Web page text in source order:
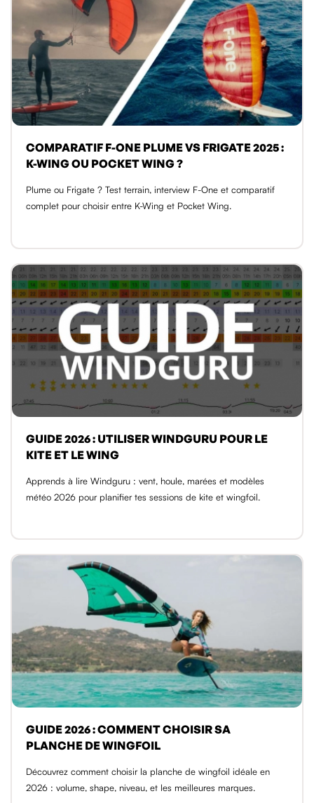
COMPARATIF F-ONE PLUME VS FRIGATE 2025 :
K-WING OU POCKET WING ?
Plume ou Frigate ? Test terrain, interview F-One et comparatif
complet pour choisir entre K-Wing et Pocket Wing.
GUIDE 2026 : UTILISER WINDGURU POUR LE
KITE ET LE WING
Apprends à lire Windguru : vent, houle, marées et modèles
météo 2026 pour planifier tes sessions de kite et wingfoil.
GUIDE 2026 : COMMENT CHOISIR SA
PLANCHE DE WINGFOIL
Découvrez comment choisir la planche de wingfoil idéale en
2026 : volume, shape, niveau, et les meilleures marques.